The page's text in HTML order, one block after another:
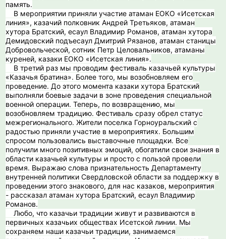
память.
В мероприятии приняли участие атаман ЕОКО «Исетская
линия», казачий полковник Андрей Третьяков, атаман
хутора Братский, есаул Владимир Романов, атаман хутора
Демидовский подъесаул Дмитрий Рязанов, атаман станицы
Добровольческой, сотник Петр Целовальников, атаманы
куреней, казаки ЕОКО «Исетская линия».
В третий раз мы проводим фестиваль казачьей культуры
«Казачья братина». Более того, мы возобновляем его
проведение. До этого момента казаки хутора Братский
выполняли боевые задачи в зоне проведения специальной
военной операции. Теперь, по возвращению, мы
возобновляем традицию. Фестиваль сразу обрел статус
межрегионального. Жители поселка Горноуральский с
радостью приняли участие в мероприятиях. Большим
спросом пользовались выставочные площадки. Все
получили много позитивных эмоций, обогатили свои знания в
области казачьей культуры и просто с пользой провели
время. Выражаю слова признательность Департаменту
внутренней политики Свердловской области за поддержку в
проведении этого знакового, для нас казаков, мероприятия
- рассказал атаман хутора Братский, есаул Владимир
Романов.
Любо, что казачьи традиции живут и развиваются в
первичных казачьих обществах Исетской линии. Мы
сохраняем наши казачьи традиции, занимаемся